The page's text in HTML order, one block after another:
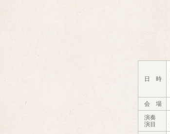
日 時
会 場
演奏
演目